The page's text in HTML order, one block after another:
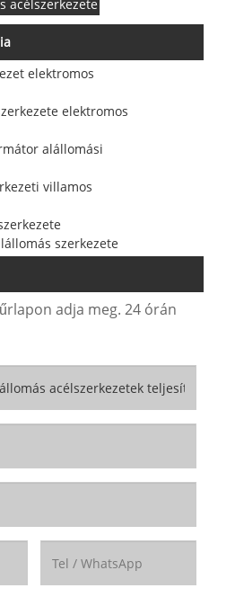
acélszerkezete
elektromos
elektromos
alállomási
villamos
szerkezete
adja meg. 24 órán